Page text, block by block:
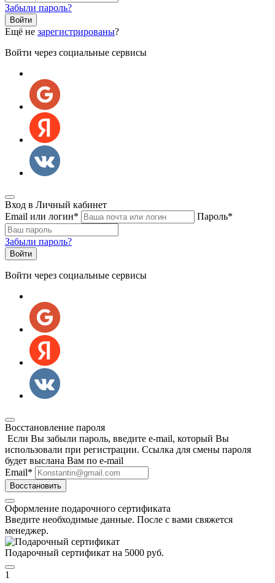
Забыли пароль?
Ещё не зарегистрированы?
Войти через социальные сервисы
Вход в Личный кабинет
Email или логин* Пароль*
Забыли пароль?
Войти через социальные сервисы
Восстановление пароля
Если Вы забыли пароль, введите e-mail, который Вы
использовали при регистрации. Ссылка для смены пароля
будет выслана Вам по e-mail
Email*
Восстановить
Оформление подарочного сертификата
Введите необходимые данные. После с вами свяжется
менеджер.
Подарочный сертификат на 5000 руб.
1